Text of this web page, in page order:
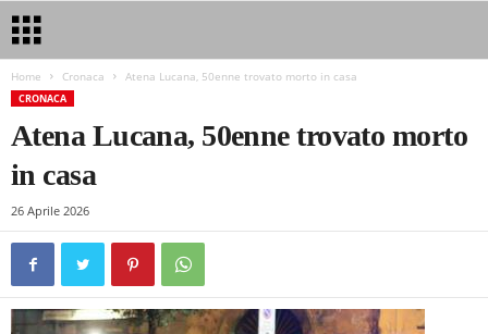
Home Cronaca Atena Lucana, 50enne trovato morto in casa
CRONACA
Atena Lucana, 50enne trovato morto
in casa
26 Aprile 2026